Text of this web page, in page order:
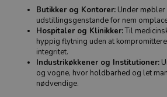
Butikker og Kontorer: Under møbler
udstillingsgenstande for nem
Hospitaler og Klinikker:Til
hyppig flytning uden at
integritet.
Industrikøkkener og Institutioner:
og vogne, hvor holdbarhed og let
nødvendige.